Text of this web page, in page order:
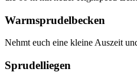
Warmsprudelbecken
Nehmt euch eine kleine Auszeit
Sprudelliegen